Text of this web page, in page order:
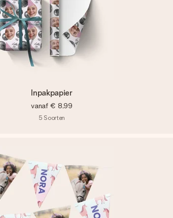
Inpakpapier
vanaf € 8,99
5 Soorten